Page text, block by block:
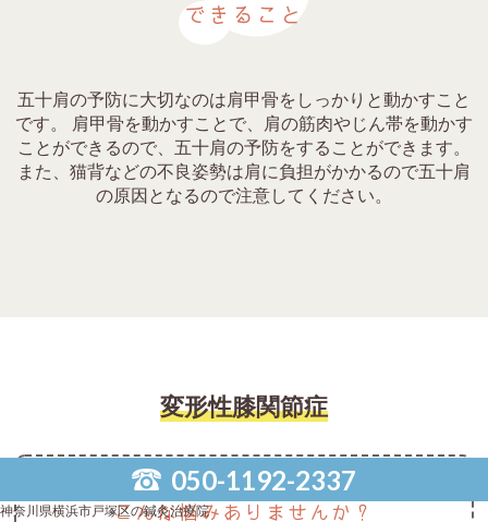
050-1192-2337
神奈川県横浜市戸塚区の鍼灸治療院
できること
五十肩の予防に大切なのは肩甲骨をしっかりと動かすこと
です。 肩甲骨を動かすことで、肩の筋肉やじん帯を動かす
ことができるので、五十肩の予防をすることができます。
また、猫背などの不良姿勢は肩に負担がかかるので五十肩
の原因となるので注意してください。
変形性膝関節症
こんな悩みありませんか？